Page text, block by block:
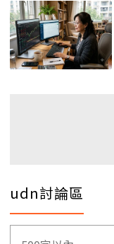
udn討論區